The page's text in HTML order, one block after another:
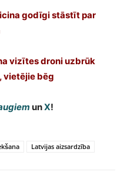
godīgi stāstīt par
vizītes droni uzbrūk
vietējie bēg
unX!
Latvijas aizsardzība